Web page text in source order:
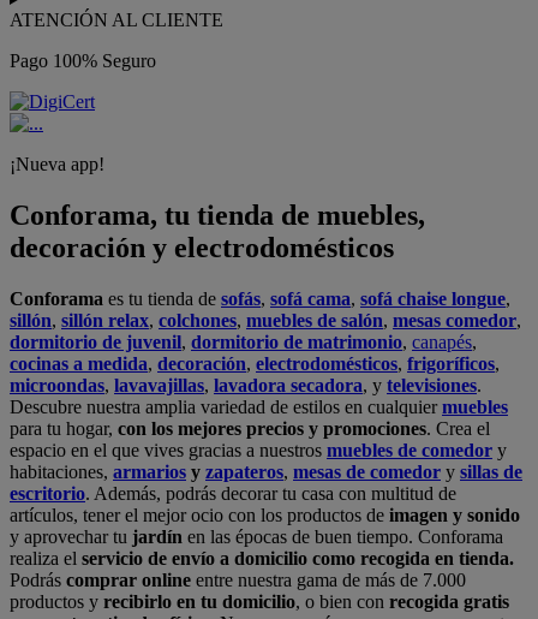
ATENCIÓN AL CLIENTE
Pago 100% Seguro
¡Nueva app!
Conforama, tu tienda de muebles,
decoración y electrodomésticos
Conforama es tu tienda de sofás, sofá cama, sofá chaise longue,
sillón, sillón relax, colchones, muebles de salón, mesas comedor,
dormitorio de juvenil, dormitorio de matrimonio, canapés,
cocinas a medida, decoración, electrodomésticos, frigoríficos,
microondas, lavavajillas, lavadora secadora, y televisiones.
Descubre nuestra amplia variedad de estilos en cualquiermuebles
para tu hogar, con los mejores precios y promociones. Crea el
espacio en el que vives gracias a nuestros muebles de comedor y
habitaciones, armarios y zapateros, mesas de comedor y sillas de
escritorio. Además, podrás decorar tu casa con multitud de
artículos, tener el mejor ocio con los productos de imagen y sonido
y aprovechar tu jardín en las épocas de buen tiempo. Conforama
realiza el servicio de envío a domicilio como recogida en tienda.
Podrás comprar online entre nuestra gama de más de 7.000
productos y recibirlo en tu domicilio, o bien con recogida gratis